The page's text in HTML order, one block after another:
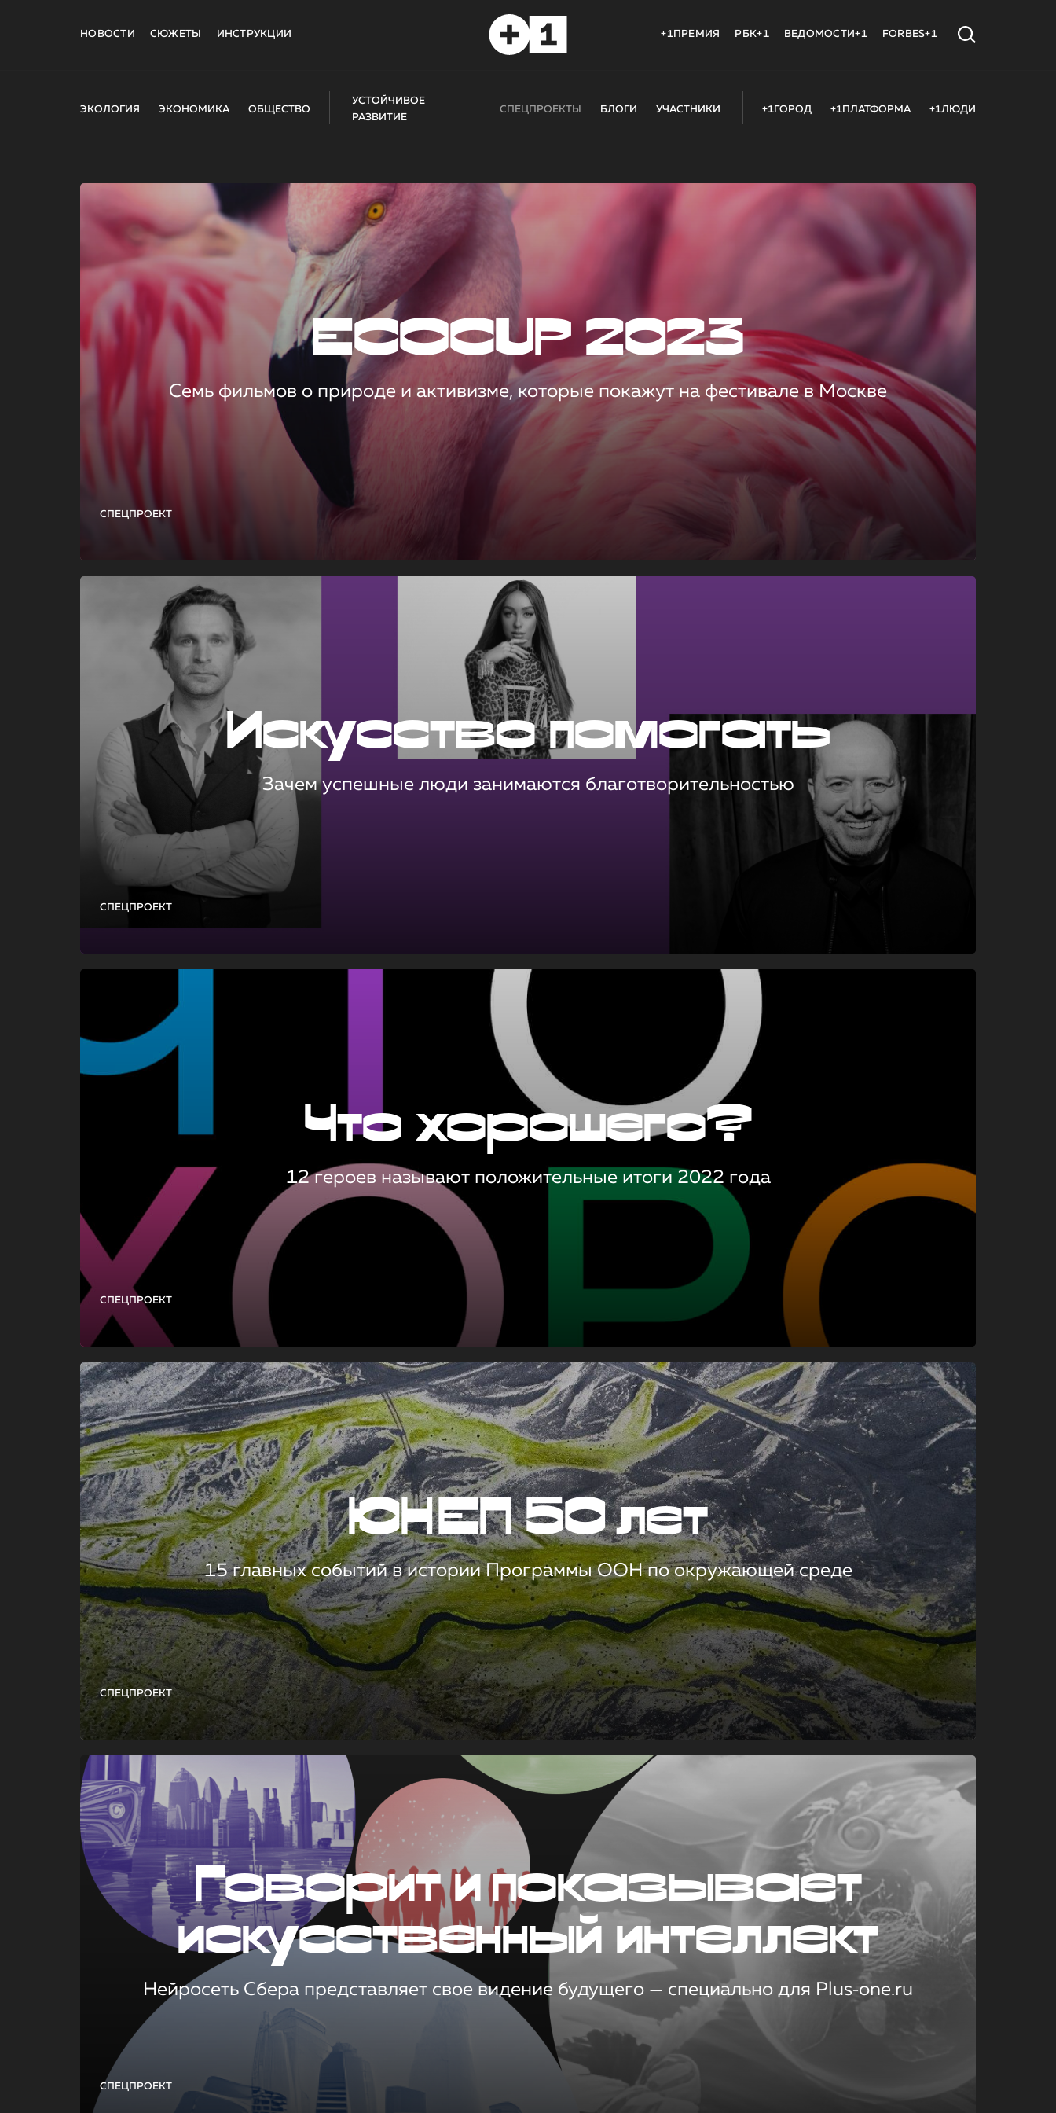
НОВОСТИ СЮЖЕТЫ ИНСТРУКЦИИ +1ПРЕМИЯ РБК+1 ВЕДОМОСТИ+1 FORBES+1
ЭКОЛОГИЯ ЭКОНОМИКА ОБЩЕСТВО
УСТОЙЧИВОЕ
РАЗВИТИЕ
СПЕЦПРОЕКТЫ БЛОГИ УЧАСТНИКИ +1ГОРОД +1ПЛАТФОРМА +1ЛЮДИ
СПЕЦПРОЕКТ
ECOCUP 2023
Семь фильмов о природе и активизме, которые покажут на фестивале в Москве
СПЕЦПРОЕКТ
Искусство помогать
Зачем успешные люди занимаются благотворительностью
СПЕЦПРОЕКТ
Что хорошего?
12 героев называют положительные итоги 2022 года
СПЕЦПРОЕКТ
ЮНЕП 50 лет
15 главных событий в истории Программы ООН по окружающей среде
СПЕЦПРОЕКТ
Говорит и показывает
искусственный интеллект
Нейросеть Сбера представляет свое видение будущего — специально для Plus‑one.ru